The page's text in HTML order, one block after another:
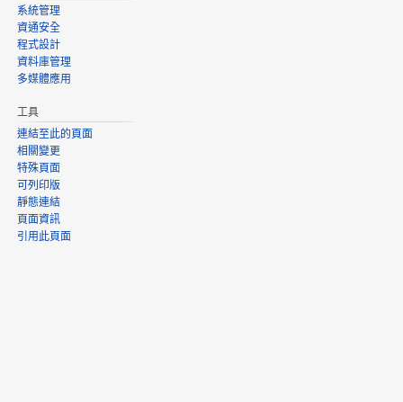
系統管理
資通安全
程式設計
資料庫管理
多媒體應用
工具
連結至此的頁面
相關變更
特殊頁面
可列印版
靜態連結
頁面資訊
引用此頁面